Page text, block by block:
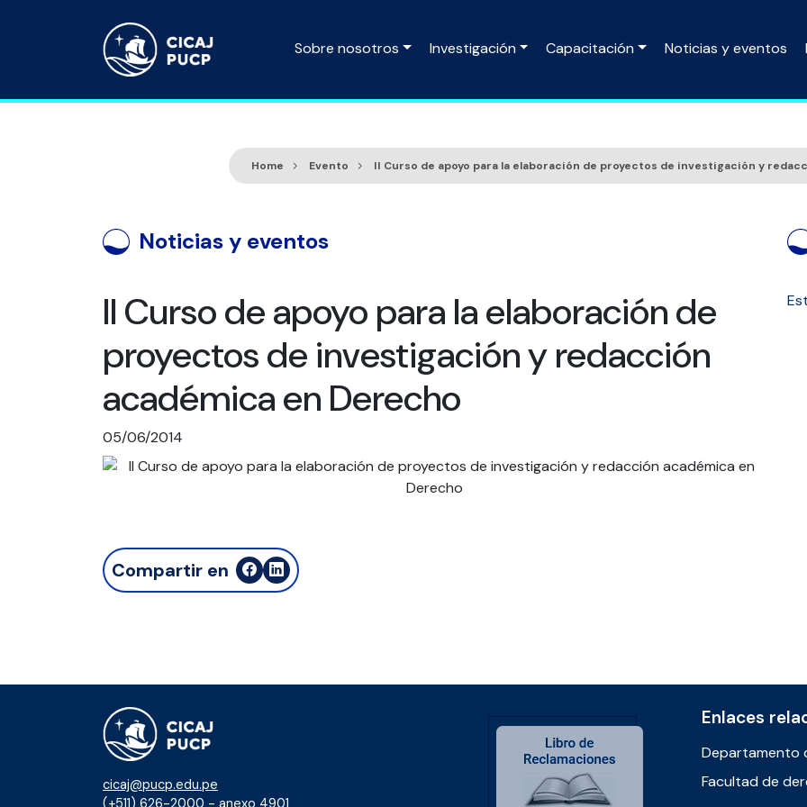
Sobre nosotros Investigación Capacitación Noticias y eventos
Home Evento II Curso de apoyo para la elaboración de proyectos de investigación y
Noticias y eventos
II Curso de apoyo para la elaboración de
proyectos de investigación y redacción
académica en Derecho
05/06/2014
Compartir en
cicaj@pucp.edu.pe
(+511) 626-2000 - anexo 4901
Enlaces
Departamento
Facultad de